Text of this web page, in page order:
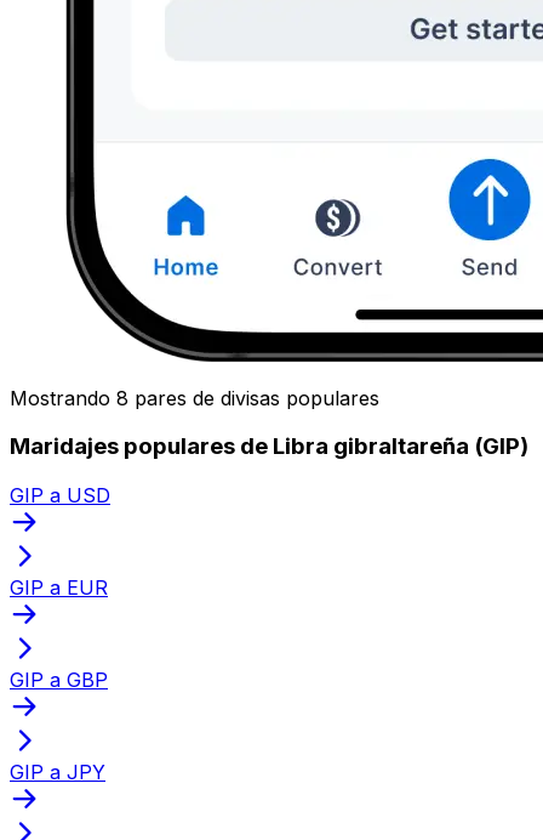
Mostrando 8 pares de divisas populares
Maridajes populares de Libra gibraltareña (GIP)
GIP a USD
GIP a EUR
GIP a GBP
GIP a JPY